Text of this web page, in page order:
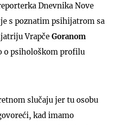
Dnevnika Nove
s poznatim psihijatrom sa
Vrapče Goranom
o psihološkom profilu
slučaju jer tu osobu
kad imamo